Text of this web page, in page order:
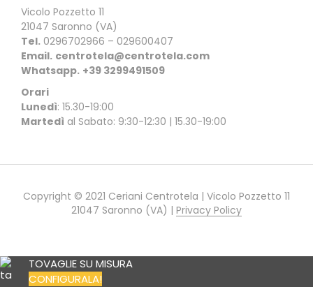
Vicolo Pozzetto 11
21047 Saronno (VA)
Tel. 0296702966 – 029600407
Email. centrotela@centrotela.com
Whatsapp. +39 3299491509
Orari
Lunedì: 15.30-19:00
Martedì al Sabato: 9:30-12:30 | 15.30-19:00
Copyright © 2021 Ceriani Centrotela | Vicolo Pozzetto 11
21047 Saronno (VA) | Privacy Policy
TOVAGLIE SU MISURA
CONFIGURALA!